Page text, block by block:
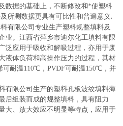
数据的基础上，不断修改和*使塑料
所测数据更具有可比性和普遍意义 .
有限公司专业生产塑料规整填料及
业。江西省萍乡市迪尔化工填料有限
泛应用于吸收和解吸过程，亦用于废
液体负荷和高操作压力的过程，其材
可耐温110℃，PVDF可耐温150℃，并
有限公司生产的塑料孔板波纹填料薄
后组装而成的规整填料，具有阻力
大、放大效应不明显等特点，应用于